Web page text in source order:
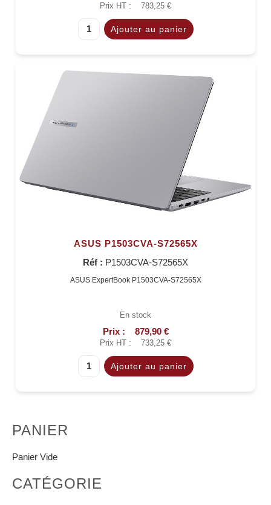
Prix HT : 783,25 €
ASUS P1503CVA-S72565X
Réf : P1503CVA-S72565X
ASUS ExpertBook P1503CVA-S72565X
En stock
Prix : 879,90 €
Prix HT : 733,25 €
PANIER
Panier Vide
CATÉGORIE